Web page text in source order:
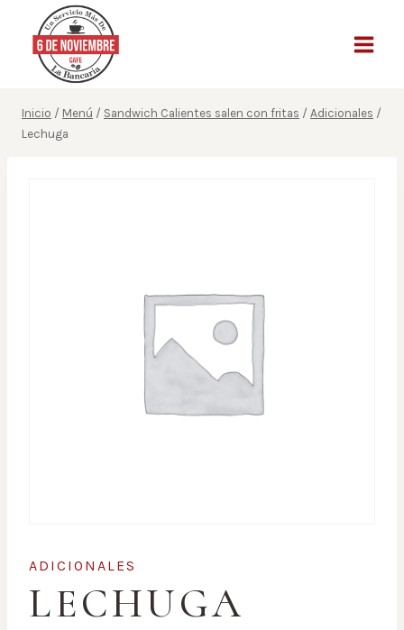
contenido
Inicio / Menú / Sandwich Calientes salen con fritas / Adicionales /
Lechuga
ADICIONALES
LECHUGA